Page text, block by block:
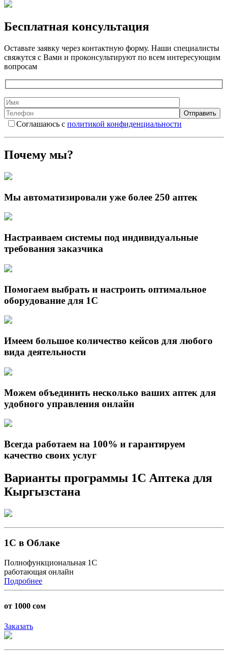
Бесплатная консультация
Оставьте заявку через контактную форму. Наши специалисты
свяжутся с Вами и проконсультируют по всем интересующим
вопросам
Соглашаюсь с политикой конфиденциальности
Почему мы?
Мы автоматизировали уже более 250 аптек
Настраиваем системы под индивидуальные
требования заказчика
Помогаем выбрать и настроить оптимальное
оборудование для 1С
Имеем большое количество кейсов для любого
вида деятельности
Можем объединить несколько ваших аптек для
удобного управления онлайн
Всегда работаем на 100% и гарантируем
качество своих услуг
Варианты программы 1С Аптека для
Кыргызстана
1С в Облаке
Полнофункциональная 1С
работающая онлайн
Подробнее
от 1000 сом
Заказать